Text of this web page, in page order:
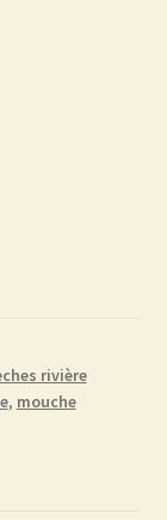
rivière
, mouche